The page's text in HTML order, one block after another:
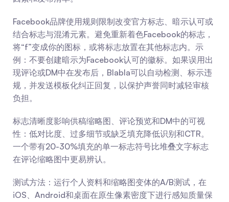
Facebook品牌使用规则限制改变官方标志、暗示认可或
结合标志与混淆元素。避免重新着色Facebook的标志，
将“f”变成你的图标，或将标志放置在其他标志内。示
例：不要创建暗示为Facebook认可的徽标。如果误用出
现评论或DM中在发布后，Blabla可以自动检测、标示违
规，并发送模板化纠正回复，以保护声誉同时减轻审核
负担。
标志清晰度影响供稿缩略图、评论预览和DM中的可视
性：低对比度、过多细节或缺乏填充降低识别和CTR。
一个带有20-30%填充的单一标志符号比堆叠文字标志
在评论缩略图中更易辨认。
测试方法：运行个人资料和缩略图变体的A/B测试，在
iOS、Android和桌面在原生像素密度下进行感知质量保